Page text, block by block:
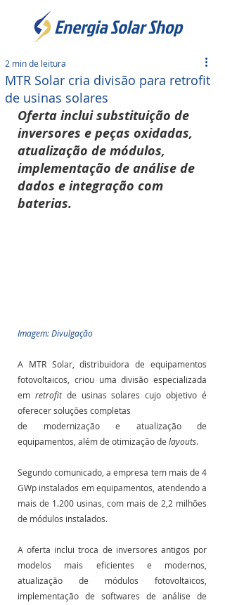
MTR Solar cria divisão para retrofit
de usinas solares
2 min de leitura
Oferta inclui substituição de
inversores e peças oxidadas,
atualização de módulos,
implementação de análise de
dados e integração com
baterias.
Imagem: Divulgação
A MTR Solar, distribuidora de equipamentos
fotovoltaicos, criou uma divisão especializada
em retrofit de usinas solares cujo objetivo é
oferecer soluções completas
de modernização e atualização de
equipamentos, além de otimização de layouts.
Segundo comunicado, a empresa tem mais de 4
GWp instalados em equipamentos, atendendo a
mais de 1.200 usinas, com mais de 2,2 milhões
de módulos instalados.
A oferta inclui troca de inversores antigos por
modelos mais eficientes e modernos,
atualização de módulos fotovoltaicos,
implementação de softwares de análise de